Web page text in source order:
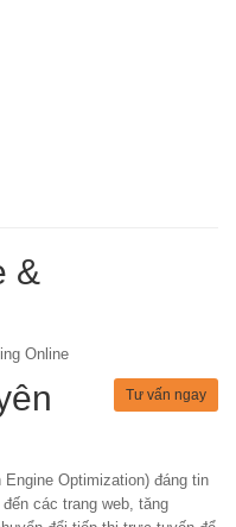
&
Online
Tư vấn ngay
Optimization) đáng tin
các trang web, tăng